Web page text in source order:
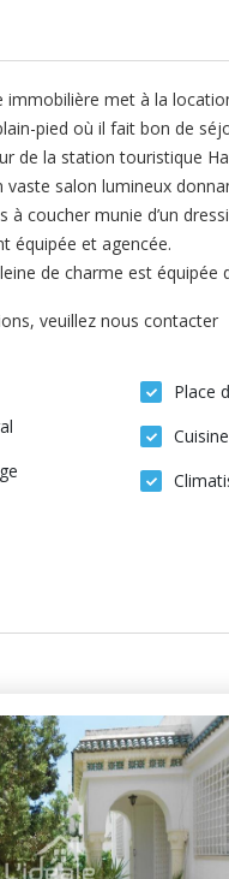
immobilière met à la
pied où il fait bon de
de la station touristique
salon lumineux
à coucher munie d’un
équipée et agencée.
de charme est équipée
veuillez nous contacter
Place